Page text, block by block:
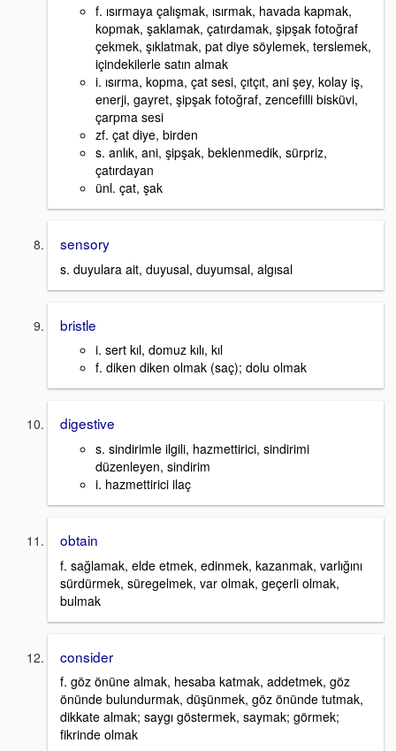
f. ısırmaya çalışmak, ısırmak, havada kapmak,
kopmak, şaklamak, çatırdamak, şipşak fotoğraf
çekmek, şıklatmak, pat diye söylemek, terslemek,
içindekilerle satın almak
i. ısırma, kopma, çat sesi, çıtçıt, ani şey, kolay iş,
enerji, gayret, şipşak fotoğraf, zencefilli bisküvi,
çarpma sesi
zf. çat diye, birden
s. anlık, ani, şipşak, beklenmedik, sürpriz,
çatırdayan
ünl. çat, şak
sensory
s. duyulara ait, duyusal, duyumsal, algısal
bristle
i. sert kıl, domuz kılı, kıl
f. diken diken olmak (saç); dolu olmak
digestive
s. sindirimle ilgili, hazmettirici, sindirimi
düzenleyen, sindirim
i. hazmettirici ilaç
obtain
f. sağlamak, elde etmek, edinmek, kazanmak, varlığını
sürdürmek, süregelmek, var olmak, geçerli olmak,
bulmak
consider
f. göz önüne almak, hesaba katmak, addetmek, göz
önünde bulundurmak, düşünmek, göz önünde tutmak,
dikkate almak; saygı göstermek, saymak; görmek;
fikrinde olmak